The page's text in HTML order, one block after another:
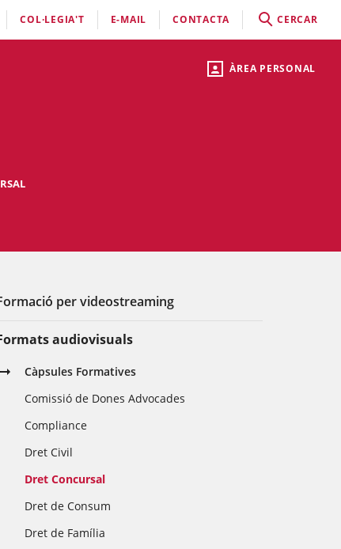
ÀREA PERSONAL
COL·LEGIA'T E-MAIL CONTACTA CERCAR
per videostreaming
audiovisuals
Càpsules Formatives
Comissió de Dones Advocades
Compliance
Dret Civil
Dret Concursal
Dret de Consum
Dret de Família